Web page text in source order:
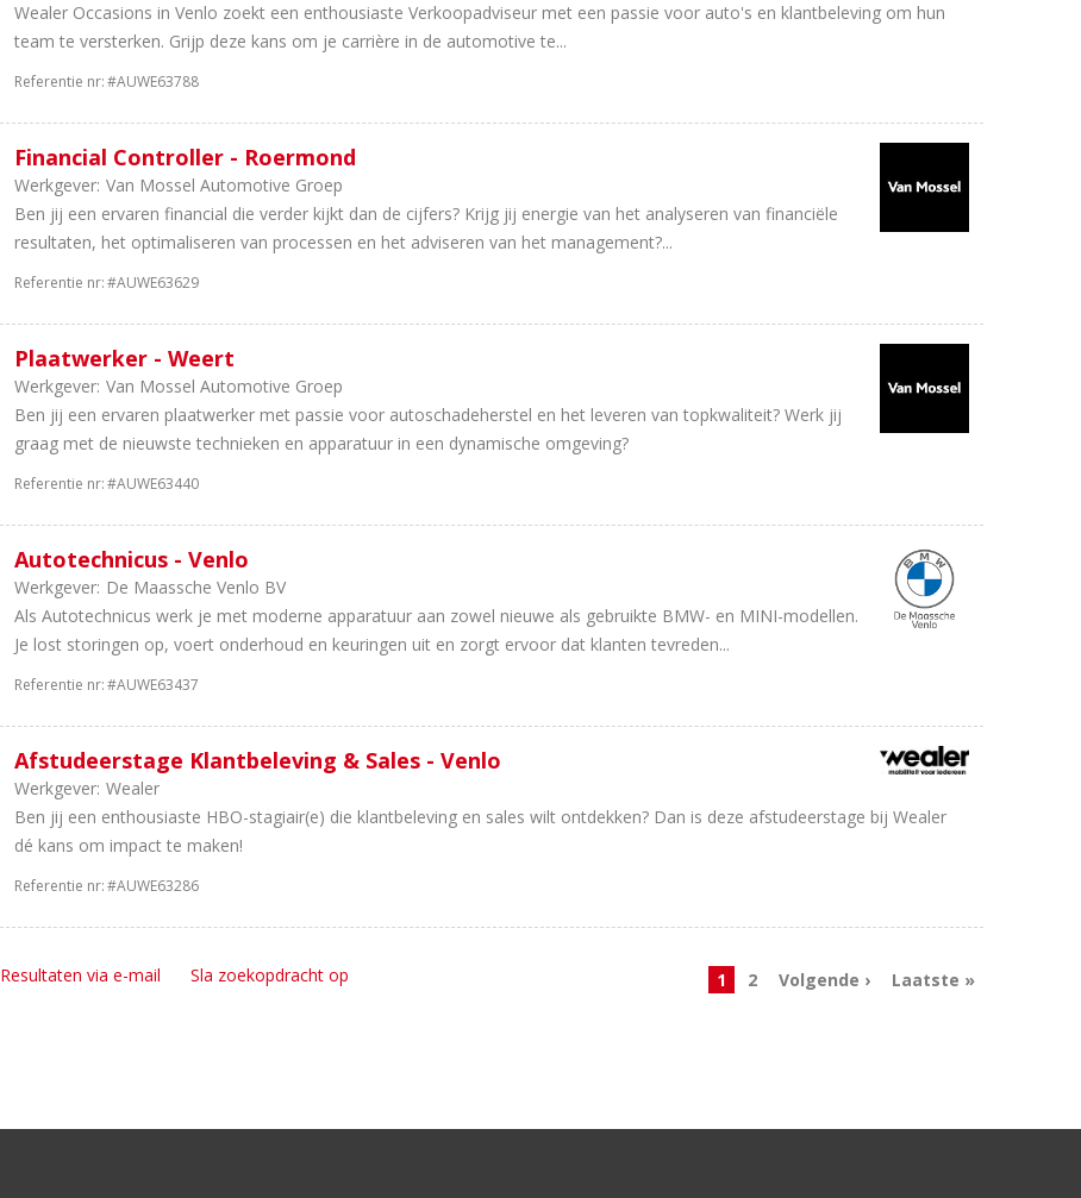
Wealer Occasions in Venlo zoekt een enthousiaste Verkoopadviseur met een passie voor auto's en klantbeleving om hun
team te versterken. Grijp deze kans om je carrière in de automotive te...
Referentie nr:#AUWE63788
Financial Controller - Roermond
Werkgever: Van Mossel Automotive Groep
Ben jij een ervaren financial die verder kijkt dan de cijfers? Krijg jij energie van het analyseren van financiële
resultaten, het optimaliseren van processen en het adviseren van het management?...
Referentie nr:#AUWE63629
Plaatwerker - Weert
Werkgever: Van Mossel Automotive Groep
Ben jij een ervaren plaatwerker met passie voor autoschadeherstel en het leveren van topkwaliteit? Werk jij
graag met de nieuwste technieken en apparatuur in een dynamische omgeving?
Referentie nr:#AUWE63440
Autotechnicus - Venlo
Werkgever: De Maassche Venlo BV
Als Autotechnicus werk je met moderne apparatuur aan zowel nieuwe als gebruikte BMW- en MINI-modellen.
Je lost storingen op, voert onderhoud en keuringen uit en zorgt ervoor dat klanten tevreden...
Referentie nr:#AUWE63437
Afstudeerstage Klantbeleving & Sales - Venlo
Werkgever: Wealer
Ben jij een enthousiaste HBO-stagiair(e) die klantbeleving en sales wilt ontdekken? Dan is deze afstudeerstage bij Wealer
dé kans om impact te maken!
Referentie nr:#AUWE63286
1 2 Volgende › Laatste »
Resultaten via e-mail Sla zoekopdracht op